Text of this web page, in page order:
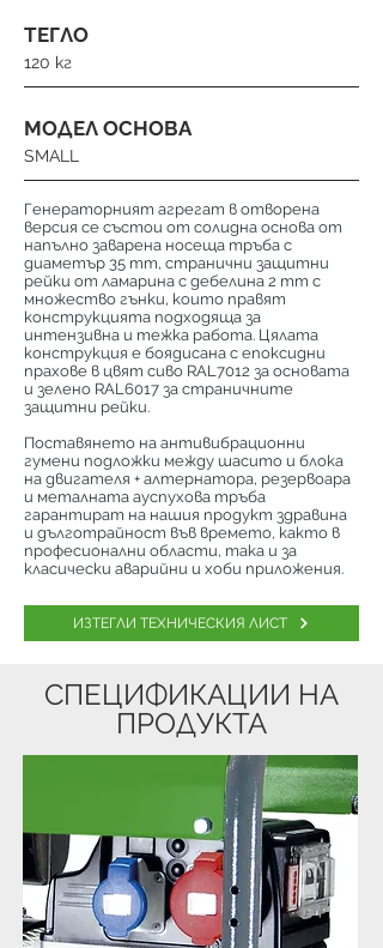
ТЕГЛО
120 кг
МОДЕЛ ОСНОВА
SMALL
Генераторният агрегат в отворена
версия се състои от солидна основа от
напълно заварена носеща тръба с
диаметър 35 mm, странични защитни
рейки от ламарина с дебелина 2 mm с
множество гънки, които правят
конструкцията подходяща за
интензивна и тежка работа. Цялата
конструкция е боядисана с епоксидни
прахове в цвят сиво RAL7012 за основата
и зелено RAL6017 за страничните
защитни рейки.
Поставянето на антивибрационни
гумени подложки между шасито и блока
на двигателя + алтернатора, резервоара
и металната ауспухова тръба
гарантират на нашия продукт здравина
и дълготрайност във времето, както в
професионални области, така и за
класически аварийни и хоби приложения.
ИЗТЕГЛИ ТЕХНИЧЕСКИЯ ЛИСТ
СПЕЦИФИКАЦИИ НА
ПРОДУКТА